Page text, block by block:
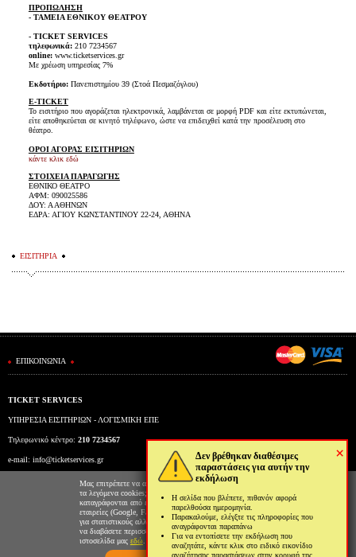
×
Δεν βρέθηκαν διαθέσιμες
παραστάσεις για αυτήν την
εκδήλωση
Η σελίδα που βλέπετε, πιθανόν αφορά
παρελθούσα ημερομηνία.
Παρακαλούμε, ελέγξτε τις πληροφορίες που
αναγράφονται παραπάνω
Για να εντοπίσετε την εκδήλωση που
αναζητάτε, κάντε κλικ στο ειδικό εικονίδιο
αναζήτησης παραστάσεων στην κορυφή της
ΠΡΟΠΩΛΗΣΗ
- ΤΑΜΕΙΑ ΕΘΝΙΚΟΥ ΘΕΑΤΡΟΥ
- TICKET SERVICES
τηλεφωνικά:210 7234567
online:www.ticketservices.gr
Με χρέωση υπηρεσίας 7%
Εκδοτήριο:Πανεπιστημίου 39 (Στοά Πεσμαζόγλου)
E-TICKET
Το εισιτήριο που αγοράζεται ηλεκτρονικά, λαμβάνεται σε μορφή PDF και είτε εκτυπώνεται,
είτε αποθηκεύεται σε κινητό τηλέφωνο, ώστε να επιδειχθεί κατά την προσέλευση στο
θέατρο.
ΟΡΟΙ ΑΓΟΡΑΣ ΕΙΣΙΤΗΡΙΩΝ
κάντε κλικ εδώ
ΣΤΟΙΧΕΙΑ ΠΑΡΑΓΩΓΗΣ
ΕΘΝΙΚΟ ΘΕΑΤΡΟ
ΑΦΜ: 090025586
ΔΟΥ: Α ΑΘΗΝΩΝ
ΕΔΡΑ: ΑΓΙΟΥ ΚΩΝΣΤΑΝΤΙΝΟΥ 22-24, ΑΘΗΝΑ
ΕΙΣΙΤΗΡΙΑ
ΕΠΙΚΟΙΝΩΝΙΑ
TICKET SERVICES
ΥΠΗΡΕΣΙΑ ΕΙΣΙΤΗΡΙΩΝ - ΛΟΓΙΣΜΙΚΗ ΕΠΕ
Τηλεφωνικό κέντρο: 210 7234567
e-mail: info@ticketservices.gr
Εκδοτήριο: Πανεπιστημίου 39 (Στοά Πεσμαζόγλου), Αθήνα
Ώρες λειτουργίας εκδοτηρίου: Δευ-Παρ: 9πμ-5μμ
Μας επιτρέπετε να αποθηκεύουμε στον φυλλομετρητή σας
τα λεγόμενα cookies; Με αυτόν τον τρόπο θα
καταγράφονται από εμάς και τρίτες συνεργαζόμενες
εταιρείες (Google, Facebook κτλ) στοιχεία επισκεψιμότητας
για στατιστικούς αλλά και διαφημιστικούς λόγους. Μπορείτε
να διαβάσετε περισσότερα για την χρήση cookies από την
ιστοσελίδα μας εδώ